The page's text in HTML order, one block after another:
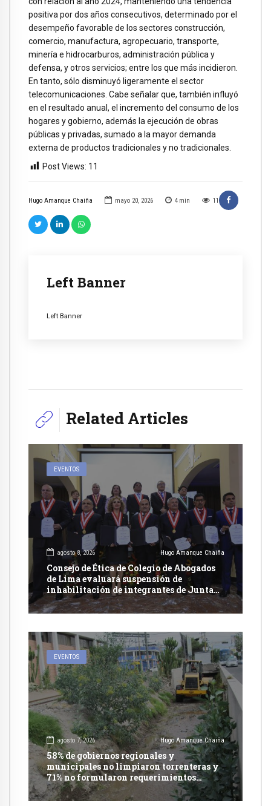
Hugo Amanque Chaiña mayo 20, 2026 4 min 11
Left Banner
Left Banner
positiva por dos años consecutivos, determinado por el
desempeño favorable de los sectores construcción,
comercio, manufactura, agropecuario, transporte,
minería e hidrocarburos, administración pública y
defensa, y otros servicios; entre los que más incidieron.
En tanto, sólo disminuyó ligeramente el sector
telecomunicaciones. Cabe señalar que, también influyó
en el resultado anual, el incremento del consumo de los
hogares y gobierno, además la ejecución de obras
públicas y privadas, sumado a la mayor demanda
externa de productos tradicionales y no tradicionales.
Post Views: 11
Related Articles
EVENTOS
agosto 8, 2026 Hugo Amanque Chaiña
Consejo de Ética de Colegio de Abogados
de Lima evaluará suspensión de
inhabilitación de integrantes de Junta
Nacional de Justicia
EVENTOS
agosto 7, 2026 Hugo Amanque Chaiña
58% de gobiernos regionales y
municipales no limpiaron torrenteras y
71% no formularon requerimientos
presupuestales afirma informe de
Contraloría